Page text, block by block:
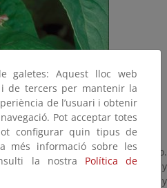
los meses de febrero y mayo.
altura. Sus flores femeninas y
femeninas son pequeñas y
galetes: Aquest lloc web
de tercers per mantenir la
de l’usuari i obtenir
Pot acceptar totes
configurar quin tipus de
més informació sobre les
la nostra Política de